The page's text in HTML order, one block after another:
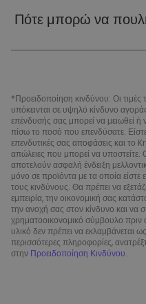
Πότε μπορώ να
*Προειδοποίηση κινδύνου: Οι
υπόκεινται σε υψηλό κίνδυνο
επένδυσής σας μπορεί να μειωθεί ή
πίσω το ποσό που επενδύσατε. Είστε
επενδυτικές σας αποφάσεις και το
απώλειες που μπορεί να υποστείτε.
αποτελούν ασφαλή ένδειξη
μόνο σε προϊόντα με τα οποία είστε
τους κινδύνους. Θα πρέπει να
εμπειρία, την οικονομική σας
την ανοχή σας στον κίνδυνο και να
χρηματοοικονομικό σύμβουλο
υλικό δεν πρέπει να εκλαμβάνεται
περισσότερες πληροφορίες,
στην Προειδοποίηση Κινδύνου.